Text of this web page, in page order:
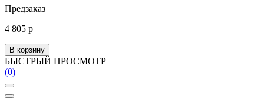
Предзаказ
4 805 р
В корзину
БЫСТРЫЙ ПРОСМОТР
(0)